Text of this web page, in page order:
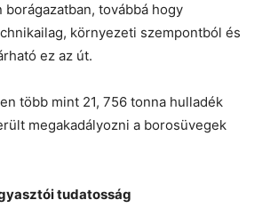
borágazatban, továbbá hogy
környezeti szempontból és
ez az út.
több mint 21, 756 tonna hulladék
megakadályozni a borosüvegek
tudatosság